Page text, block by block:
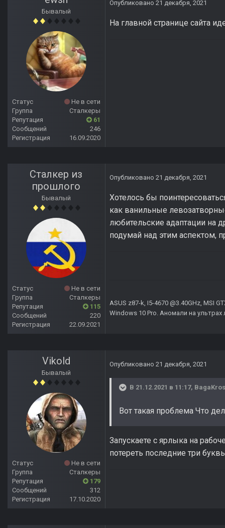
Бывалый
Статус
Не в сети
Группа
Сталкеры
Репутация
61
Сообщений
246
Регистрация
16.09.2020
Опубликовано 21 декабря, 2021
На главной странице сайта
Сталкер из
прошлого
Бывалый
Статус
Не в сети
Группа
Сталкеры
Репутация
115
Сообщений
220
Регистрация
22.09.2021
Опубликовано 21 декабря, 2021
Хотелось бы
как ванильные
любительские адаптации на
подумай над этим аспектом,
ASUS z87-k, I5-4670 @3.40GHz, MSI
Windows 10 Pro. Аномали на
Vikold
Бывалый
Статус
Не в сети
Группа
Сталкеры
Репутация
179
Сообщений
312
Регистрация
17.10.2020
Опубликовано 21 декабря, 2021
В 21.12.2021 в 11:17,
Вот такая проблема Что
Запускаете с ярлыка на
потереть последние три